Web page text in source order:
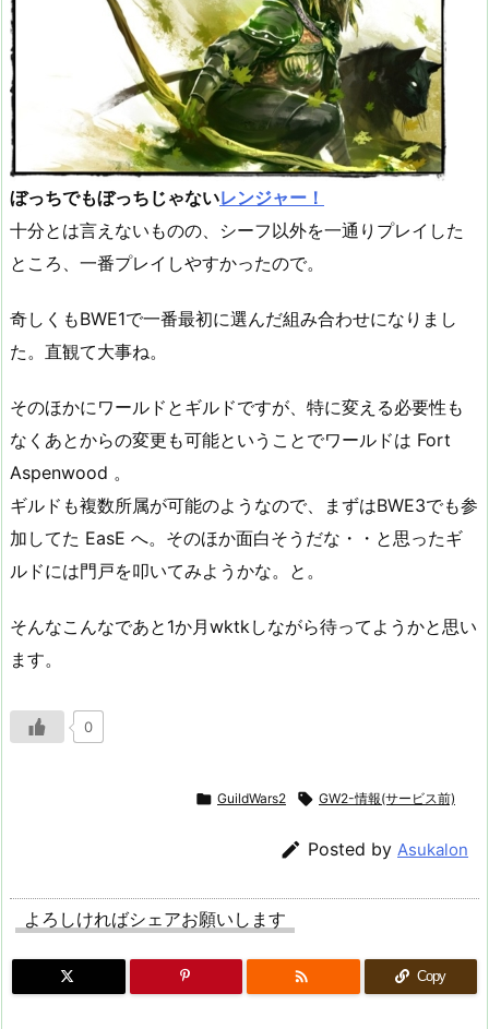
ぼっちでもぼっちじゃないレンジャー！
十分とは言えないものの、シーフ以外を一通りプレイした
ところ、一番プレイしやすかったので。
奇しくもBWE1で一番最初に選んだ組み合わせになりまし
た。直観て大事ね。
そのほかにワールドとギルドですが、特に変える必要性も
なくあとからの変更も可能ということでワールドは Fort
Aspenwood 。
ギルドも複数所属が可能のようなので、まずはBWE3でも参
加してた EasE へ。そのほか面白そうだな・・と思ったギ
ルドには門戸を叩いてみようかな。と。
そんなこんなであと1か月wktkしながら待ってようかと思い
ます。
0
 GuildWars2  GW2-情報(サービス前)
 Posted by Asukalon
よろしければシェアお願いします
 Copy